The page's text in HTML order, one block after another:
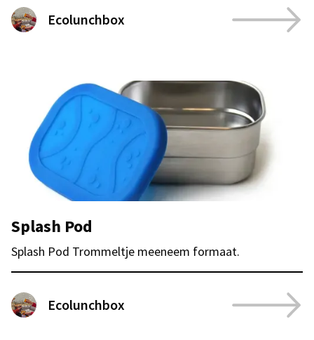
Ecolunchbox
Splash Pod
Splash Pod Trommeltje meeneem formaat.
Ecolunchbox